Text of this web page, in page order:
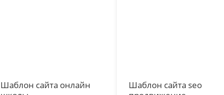
Шаблон сайта онлайн
Шаблон сайта seo